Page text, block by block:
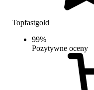
Topfastgold
99%
Pozytywne oceny